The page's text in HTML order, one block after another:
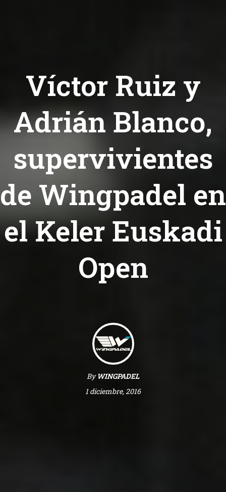
Víctor Ruiz y
Adrián Blanco,
supervivientes
de Wingpadel en
el Keler Euskadi
Open
ByWINGPADEL
1 diciembre, 2016